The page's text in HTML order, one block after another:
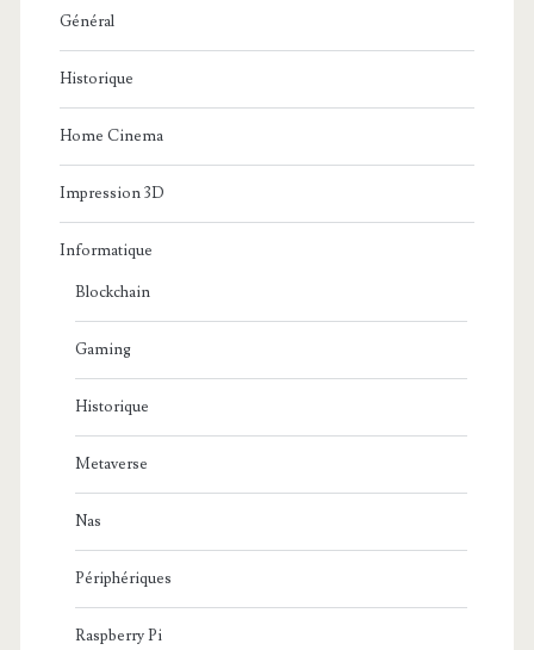
Général
Historique
Home Cinema
Impression 3D
Informatique
Blockchain
Gaming
Historique
Metaverse
Nas
Périphériques
Raspberry Pi